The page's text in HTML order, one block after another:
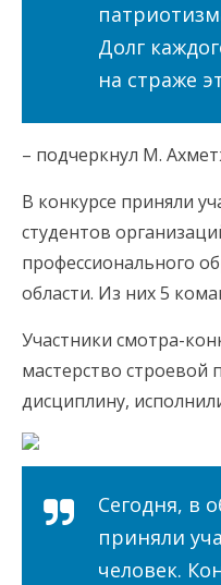
Долг
на страже
– подчеркнул М.
В конкурсе приняли
студентов
профессионального
области. Из них 5
Участники смотра-
мастерство строевой
дисциплину,
Сегодня, в
приняли
человек.